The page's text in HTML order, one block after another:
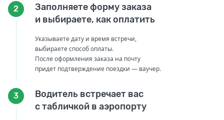
2
Заполняете форму заказа
и выбираете, как оплатить
Указываете дату и время встречи,
выбираете способ оплаты.
После оформления заказа на почту
придет подтверждение поездки — ваучер.
3
Водитель встречает вас
с табличкой в аэропорту